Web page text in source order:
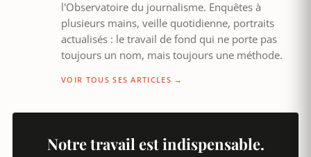
l'Observatoire du journalisme. Enquêtes à
plusieurs mains, veille quotidienne, portraits
actualisés : le travail de fond qui ne porte pas
toujours un nom, mais toujours une méthode.
VOIR TOUS SES ARTICLES →
Notre travail est indispensable.